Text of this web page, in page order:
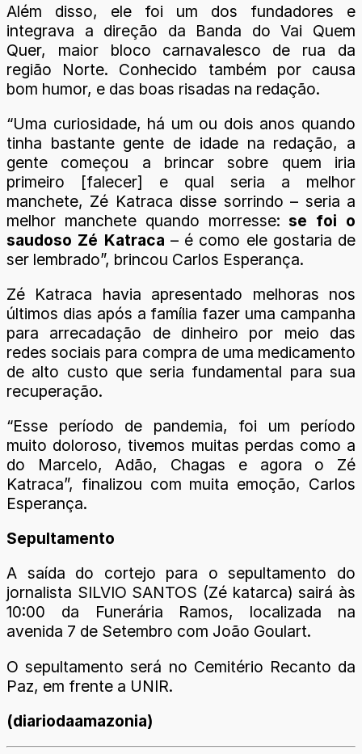
Além disso, ele foi um dos fundadores e
integrava a direção da Banda do Vai Quem
Quer, maior bloco carnavalesco de rua da
região Norte. Conhecido também por causa
bom humor, e das boas risadas na redação.
“Uma curiosidade, há um ou dois anos quando
tinha bastante gente de idade na redação, a
gente começou a brincar sobre quem iria
primeiro [falecer] e qual seria a melhor
manchete, Zé Katraca disse sorrindo – seria a
melhor manchete quando morresse: se foi o
saudoso Zé Katraca – é como ele gostaria de
ser lembrado”, brincou Carlos Esperança.
Zé Katraca havia apresentado melhoras nos
últimos dias após a família fazer uma campanha
para arrecadação de dinheiro por meio das
redes sociais para compra de uma medicamento
de alto custo que seria fundamental para sua
recuperação.
“Esse período de pandemia, foi um período
muito doloroso, tivemos muitas perdas como a
do Marcelo, Adão, Chagas e agora o Zé
Katraca”, finalizou com muita emoção, Carlos
Esperança.
Sepultamento
A saída do cortejo para o sepultamento do
jornalista SILVIO SANTOS (Zé katarca) sairá às
10:00 da Funerária Ramos, localizada na
avenida 7 de Setembro com João Goulart.
O sepultamento será no Cemitério Recanto da
Paz, em frente a UNIR.
(diariodaamazonia)